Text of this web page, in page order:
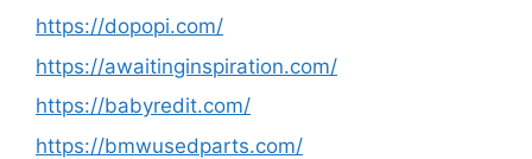
https://dopopi.com/
https://awaitinginspiration.com/
https://babyredit.com/
https://bmwusedparts.com/